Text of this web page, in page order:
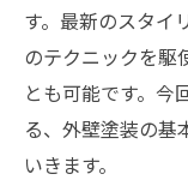
す。最新のスタイ
のテクニックを駆
とも可能です。今
る、外壁塗装の基
いきます。